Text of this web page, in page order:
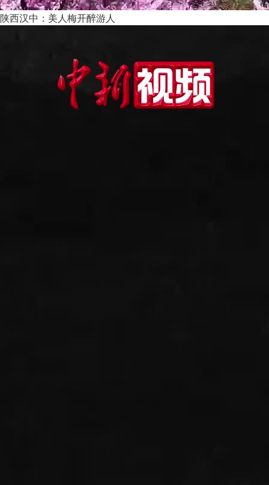
陕西汉中：美人梅开醉游人